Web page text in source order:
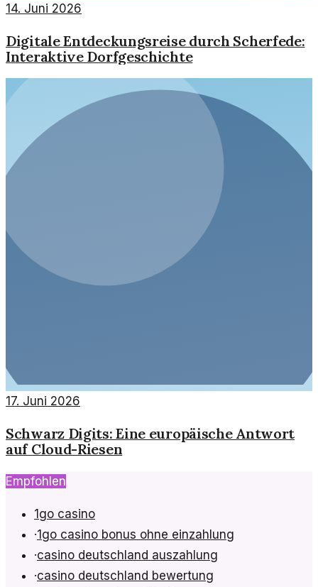
14. Juni 2026
Digitale Entdeckungsreise durch Scherfede:
Interaktive Dorfgeschichte
17. Juni 2026
Schwarz Digits: Eine europäische Antwort
auf Cloud-Riesen
Empfohlen
1go casino
·1go casino bonus ohne einzahlung
·casino deutschland auszahlung
·casino deutschland bewertung